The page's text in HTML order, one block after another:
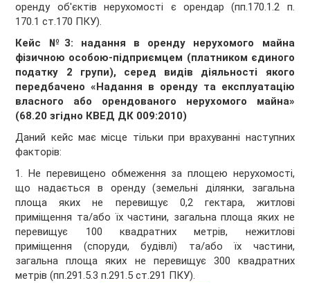
оренду об'єктів нерухомості є орендар (пп.170.1.2 п.
170.1 ст.170 ПКУ).
Кейс №3: надання в оренду нерухомого майна
фізичною особою-підприємцем (платником єдиного
податку 2 групи), серед видів діяльності якого
передбачено «Надання в оренду та експлуатацію
власного або орендованого нерухомого майна»
(68.20 згідно КВЕД ДК 009:2010)
Даний кейс має місце тільки при врахуванні наступних
факторів:
1. Не перевищено обмеження за площею нерухомості,
що надається в оренду (земельні ділянки, загальна
площа яких не перевищує 0,2 гектара, житлові
приміщення та/або їх частини, загальна площа яких не
перевищує 100 квадратних метрів, нежитлові
приміщення (споруди, будівлі) та/або їх частини,
загальна площа яких не перевищує 300 квадратних
метрів (пп.291.5.3 п.291.5 ст.291 ПКУ).